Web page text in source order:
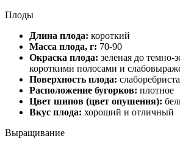
Плоды
Длина плода: короткий
Масса плода, г: 70-90
Окраска плода: зеленая до темно-
короткими полосами и
Поверхность плода:
Расположение бугорков: плотное
Цвет шипов (цвет опушения):
Вкус плода: хороший и отличный
Выращивание